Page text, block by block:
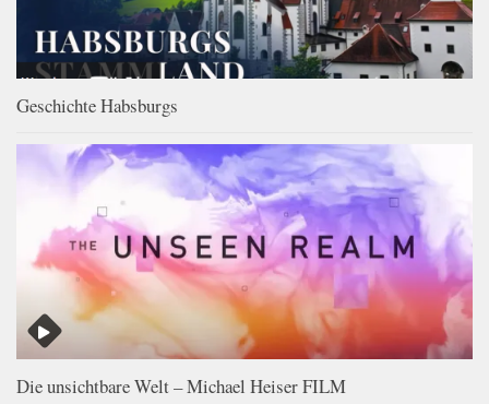
Geschichte Habsburgs
Die unsichtbare Welt – Michael Heiser FILM